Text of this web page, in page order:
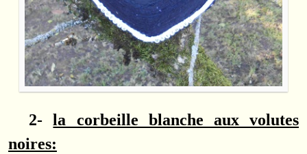
2-la corbeille blanche aux volutes
noires: